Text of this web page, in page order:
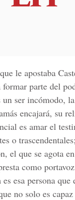
le apostaba
formar parte del
ser incómodo,
encajará, su
es amar el
o
el que se agota
como
esa persona
no solo es